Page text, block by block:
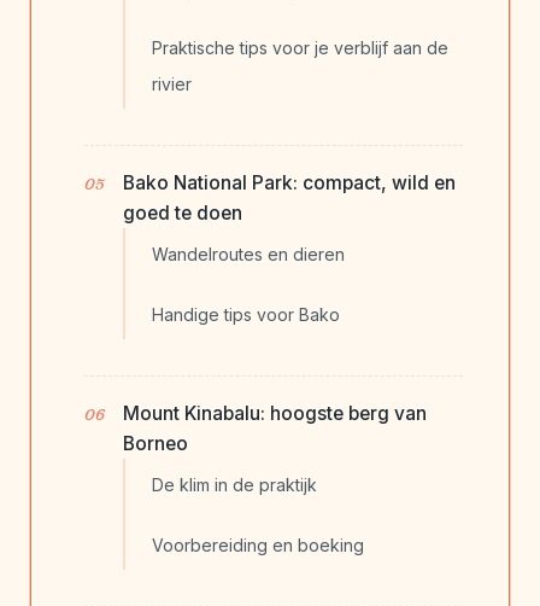
Praktische tips voor je verblijf aan de
rivier
Bako National Park: compact, wild en
goed te doen
Wandelroutes en dieren
Handige tips voor Bako
Mount Kinabalu: hoogste berg van
Borneo
De klim in de praktijk
Voorbereiding en boeking